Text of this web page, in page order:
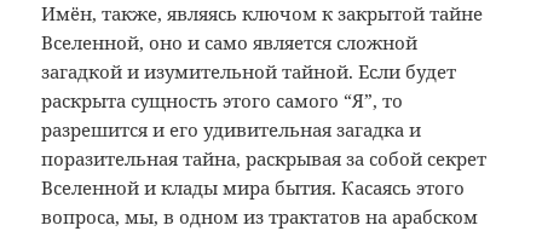
Имён, также, являясь ключом к закрытой тайне
Вселенной, оно и само является сложной
загадкой и изумительной тайной. Если будет
раскрыта сущность этого самого “Я”, то
разрешится и его удивительная загадка и
поразительная тайна, раскрывая за собой секрет
Вселенной и клады мира бытия. Касаясь этого
вопроса, мы, в одном из трактатов на арабском